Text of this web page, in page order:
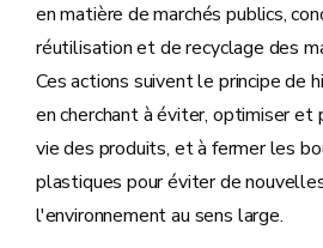
en matière de marchés publics,
réutilisation et de recyclage des
Ces actions suivent le principe de
en cherchant à éviter, optimiser et
vie des produits, et à fermer les
plastiques pour éviter de
l'environnement au sens large.